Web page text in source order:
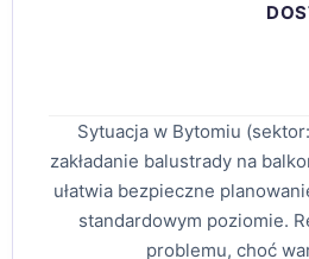
Sytuacja w Bytomiu (sektor:
zakładanie balustrady na
ułatwia bezpieczne
standardowym poziomie.
problemu, choć